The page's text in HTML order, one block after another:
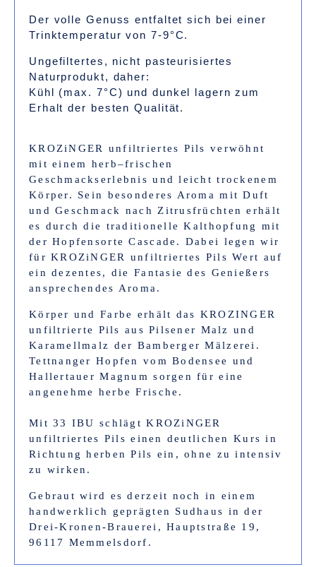
Der volle Genuss entfaltet sich bei einer
Trinktemperatur von 7-9°C.
Ungefiltertes, nicht pasteurisiertes
Naturprodukt, daher:
Kühl (max. 7°C) und dunkel lagern zum
Erhalt der besten Qualität.
KROZiNGER unfiltriertes Pils verwöhnt
mit einem herb–frischen
Geschmackserlebnis und leicht trockenem
Körper. Sein besonderes Aroma mit Duft
und Geschmack nach Zitrusfrüchten erhält
es durch die traditionelle Kalthopfung mit
der Hopfensorte Cascade. Dabei legen wir
für KROZiNGER unfiltriertes Pils Wert auf
ein dezentes, die Fantasie des Genießers
ansprechendes Aroma.
Körper und Farbe erhält das KROZINGER
unfiltrierte Pils aus Pilsener Malz und
Karamellmalz der Bamberger Mälzerei.
Tettnanger Hopfen vom Bodensee und
Hallertauer Magnum sorgen für eine
angenehme herbe Frische.
Mit 33 IBU schlägt KROZiNGER
unfiltriertes Pils einen deutlichen Kurs in
Richtung herben Pils ein, ohne zu intensiv
zu wirken.
Gebraut wird es derzeit noch in einem
handwerklich geprägten Sudhaus in der
Drei-Kronen-Brauerei, Hauptstraße 19,
96117 Memmelsdorf.